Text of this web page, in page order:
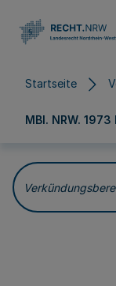
Startseite
MBl. NRW. 1973